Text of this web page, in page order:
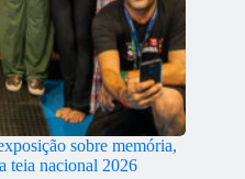
sobre memória,
teia nacional 2026